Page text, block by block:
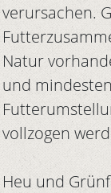
verursachen.
Natur
und
vollzogen
Heu und